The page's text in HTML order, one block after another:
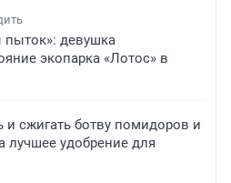
девушка
экопарка «Лотос» в
сжигать ботву помидоров и
лучшее удобрение для